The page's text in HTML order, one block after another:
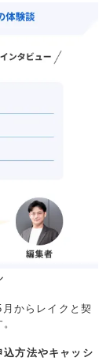
からレイクと契
込方法やキャッシ